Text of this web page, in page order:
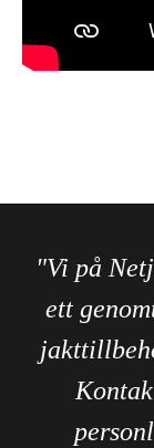
"Vi på
ett